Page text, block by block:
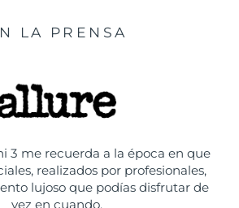
LA PRENSA
3 me recuerda a la época en que
realizados por profesionales,
lujoso que podías disfrutar de
vez en cuando.